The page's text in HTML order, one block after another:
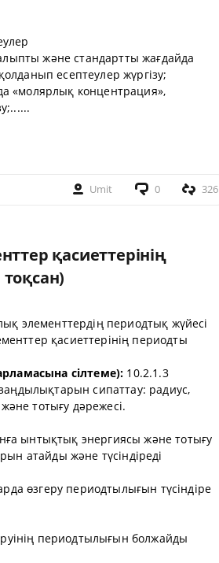
және стандартты жағдайда
есептеулер жүргізу;
«молярлық концентрация»,
Umit 0 326
қасиеттерінің
элементтердің периодтық жүйесі
қасиеттерінің периодты
сілтеме): 10.2.1.3
сипаттау: радиус,
тотығу дәрежесі.
ынтықтық энергиясы және тотығу
атайды және түсіндіреді
өзгеру периодтылығын түсіндіре
периодтылығын болжайды